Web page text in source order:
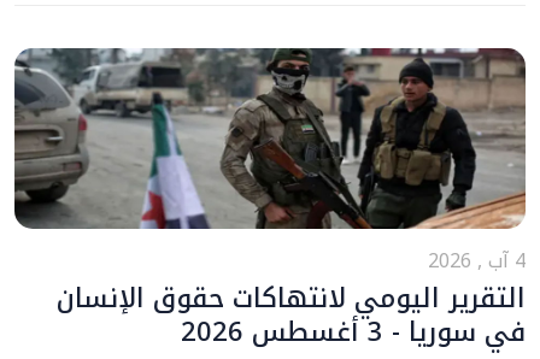
4 آب , 2026
التقرير اليومي لانتهاكات حقوق الإنسان
في سوريا - 3 أغسطس 2026